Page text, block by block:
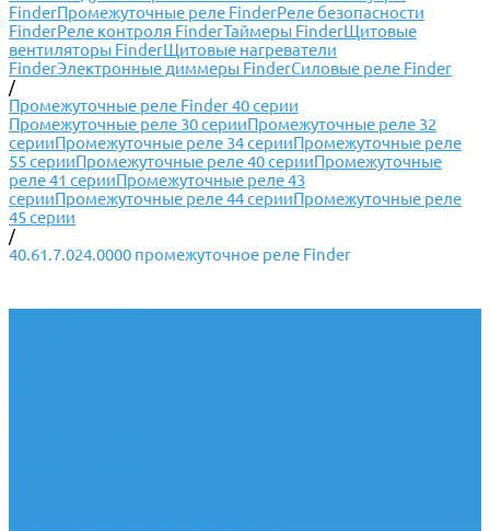
FinderПромежуточные реле FinderРеле безопасности
FinderРеле контроля FinderТаймеры FinderЩитовые
вентиляторы FinderЩитовые нагреватели
FinderЭлектронные диммеры FinderСиловые реле Finder
/
Промежуточные реле Finder 40 серии
Промежуточные реле 30 серииПромежуточные реле 32
серииПромежуточные реле 34 серииПромежуточные реле
55 серииПромежуточные реле 40 серииПромежуточные
реле 41 серииПромежуточные реле 43
серииПромежуточные реле 44 серииПромежуточные реле
45 серии
/
40.61.7.024.0000 промежуточное реле Finder